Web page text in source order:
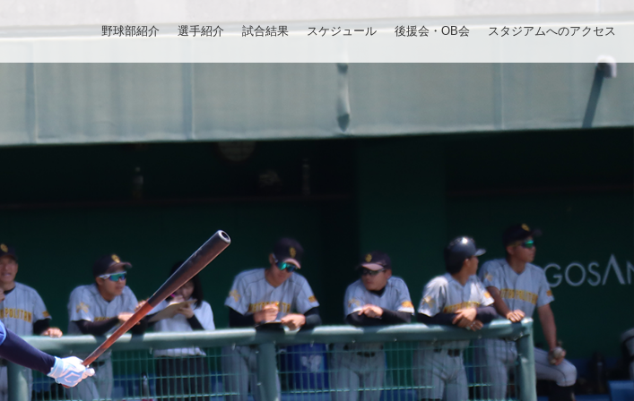
野球部紹介 選手紹介 試合結果 スケジュール 後援会・OB会 スタジアムへのアクセス